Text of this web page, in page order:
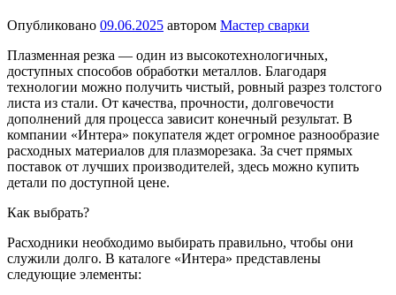
Опубликовано 09.06.2025 автором Мастер сварки
Плазменная резка — один из высокотехнологичных,
доступных способов обработки металлов. Благодаря
технологии можно получить чистый, ровный разрез толстого
листа из стали. От качества, прочности, долговечости
дополнений для процесса зависит конечный результат. В
компании «Интера» покупателя ждет огромное разнообразие
расходных материалов для плазморезака. За счет прямых
поставок от лучших производителей, здесь можно купить
детали по доступной цене.
Как выбрать?
Расходники необходимо выбирать правильно, чтобы они
служили долго. В каталоге «Интера» представлены
следующие элементы: